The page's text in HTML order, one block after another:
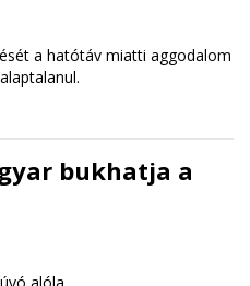
a hatótáv miatti aggodalom
bukhatja a